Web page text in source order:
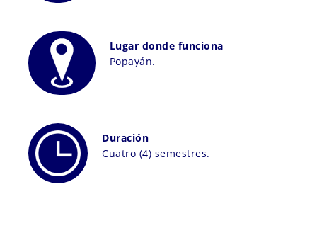
Lugar donde funciona
Popayán.
Duración
Cuatro (4) semestres.